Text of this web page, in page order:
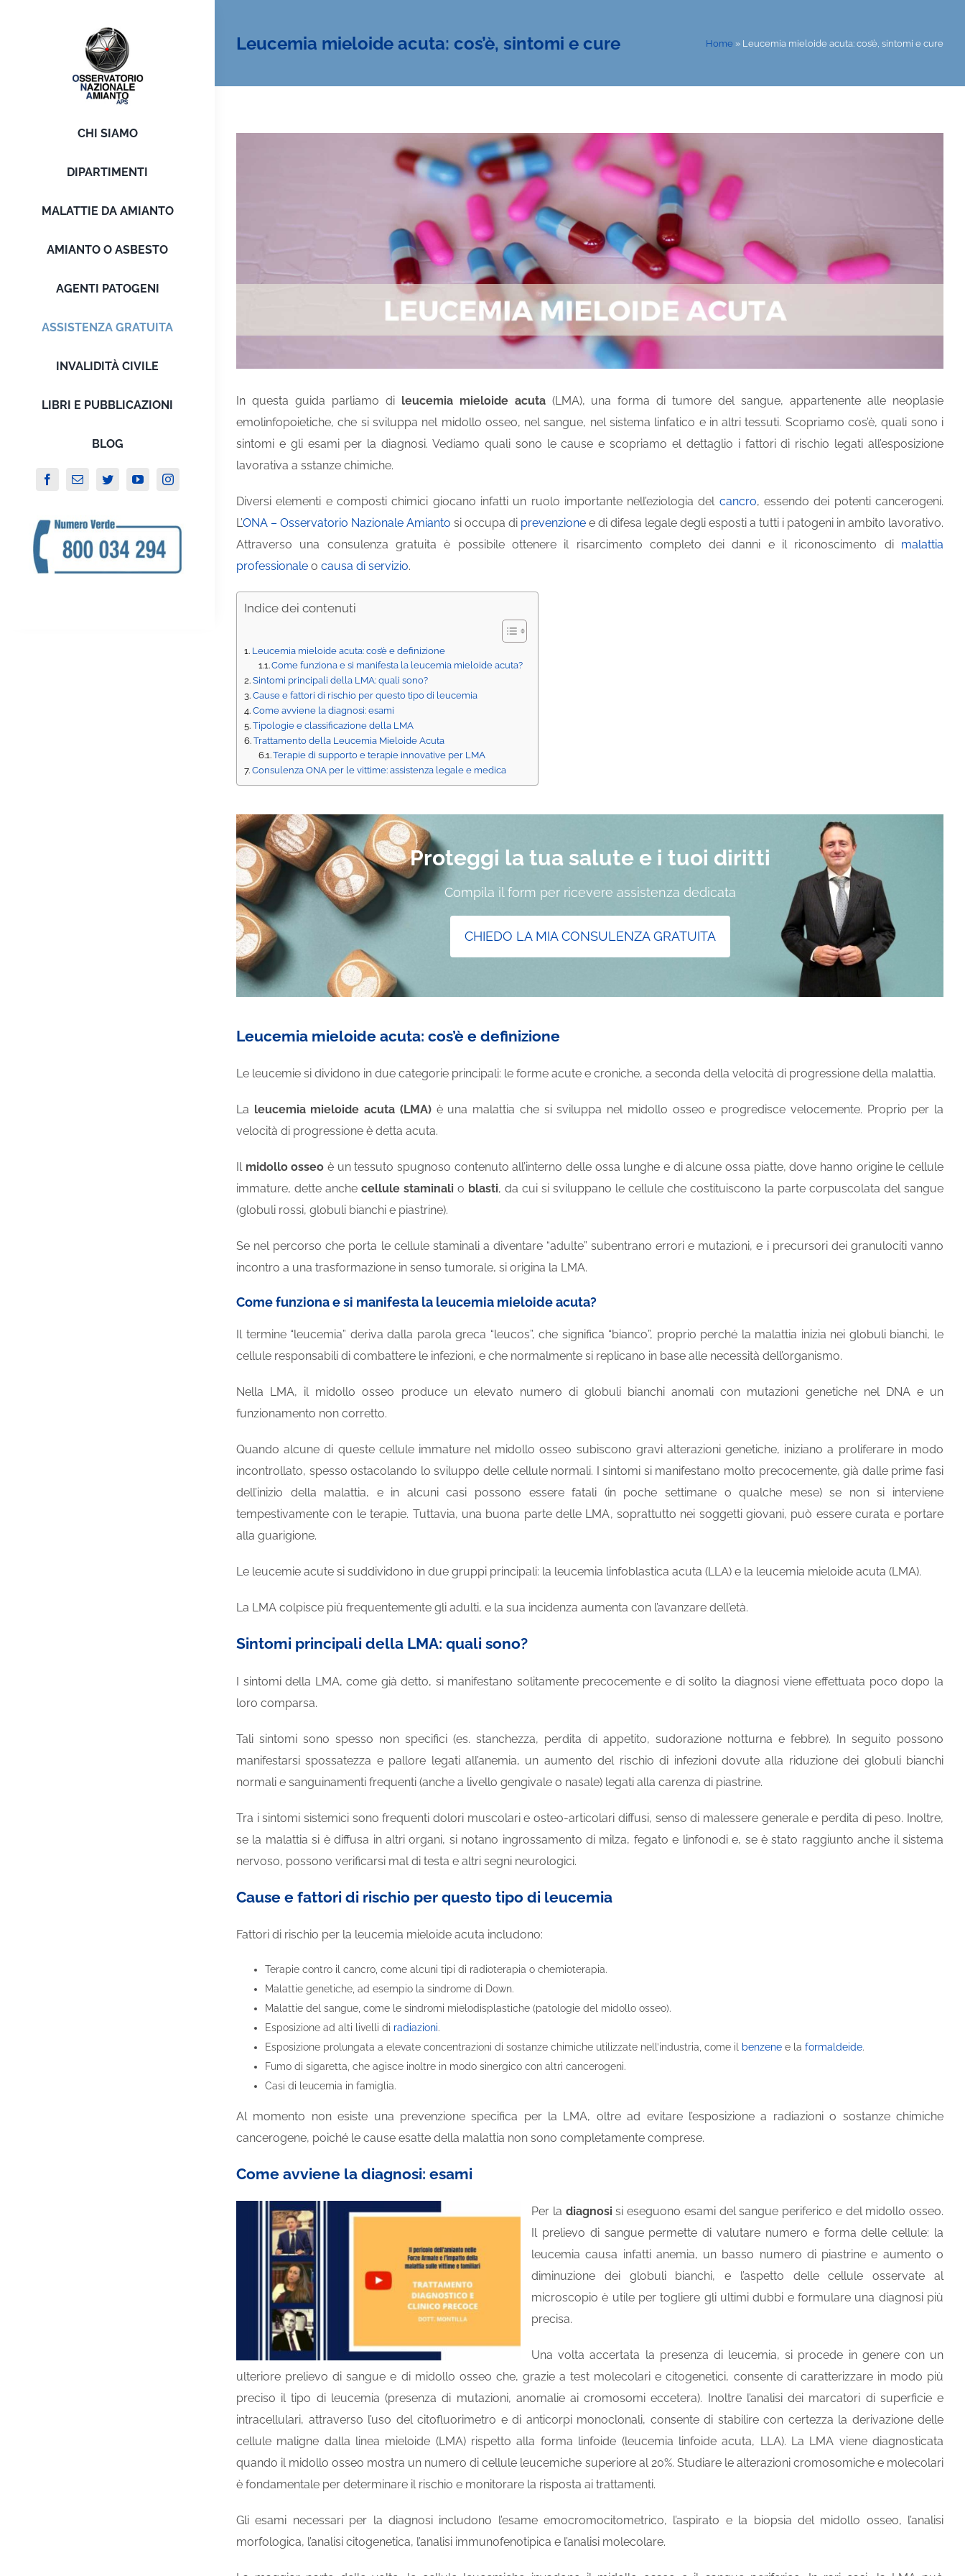
CHI SIAMO
DIPARTIMENTI
MALATTIE DA AMIANTO
AMIANTO O ASBESTO
AGENTI PATOGENI
ASSISTENZA GRATUITA
INVALIDITÀ CIVILE
LIBRI E PUBBLICAZIONI
BLOG
Leucemia mieloide acuta: cos’è, sintomi e cure Home » Leucemia mieloide acuta: cos’è, sintomi e cure
In questa guida parliamo dileucemia mieloide acuta (LMA), una forma di tumore del sangue, appartenente alle neoplasie
emolinfopoietiche, che si sviluppa nel midollo osseo, nel sangue, nel sistema linfatico e in altri tessuti. Scopriamo cos’è, quali sono i
sintomi e gli esami per la diagnosi. Vediamo quali sono le cause e scopriamo el dettaglio i fattori di rischio legati all’esposizione
lavorativa a sstanze chimiche.
Diversi elementi e composti chimici giocano infatti un ruolo importante nell’eziologia del cancro, essendo dei potenti cancerogeni.
L’ONA – Osservatorio Nazionale Amianto si occupa di prevenzione e di difesa legale degli esposti a tutti i patogeni in ambito lavorativo.
Attraverso una consulenza gratuita è possibile ottenere il risarcimento completo dei danni e il riconoscimento di malattia
professionale o causa di servizio.
Indice dei contenuti
Leucemia mieloide acuta: cos’è e definizione
Come funziona e si manifesta la leucemia mieloide acuta?
Sintomi principali della LMA: quali sono?
Cause e fattori di rischio per questo tipo di leucemia
Come avviene la diagnosi: esami
Tipologie e classificazione della LMA
Trattamento della Leucemia Mieloide Acuta
Terapie di supporto e terapie innovative per LMA
Consulenza ONA per le vittime: assistenza legale e medica
Proteggi la tua salute e i tuoi diritti
Compila il form per ricevere assistenza dedicata
CHIEDO LA MIA CONSULENZA GRATUITA
Leucemia mieloide acuta: cos’è e definizione
Le leucemie si dividono in due categorie principali: le forme acute e croniche, a seconda della velocità di progressione della malattia.
La leucemia mieloide acuta (LMA)è una malattia che si sviluppa nel midollo osseo e progredisce velocemente. Proprio per la
velocità di progressione è detta acuta.
Il midollo osseo è untessuto spugnoso contenuto all’interno delle ossa lunghe e di alcune ossa piatte, dove hanno origine le cellule
immature, dette anche cellule staminali o blasti, da cui si sviluppano le cellule che costituiscono la parte corpuscolata del sangue
(globuli rossi, globuli bianchi e piastrine).
Se nel percorso che porta le cellule staminali a diventare “adulte” subentrano errori e mutazioni, e i precursori dei granulociti vanno
incontro a una trasformazione in senso tumorale, si origina la LMA.
Come funziona e si manifesta la leucemia mieloide acuta?
Il termine “leucemia” deriva dalla parola greca “leucos”, che significa “bianco”, proprio perché la malattia inizia nei globuli bianchi, le
cellule responsabili di combattere le infezioni, e che normalmente si replicano in base alle necessità dell’organismo.
Nella LMA, il midollo osseo produce un elevato numero di globuli bianchi anomali con mutazioni genetiche nel DNA e un
funzionamento non corretto.
Quando alcune di queste cellule immature nel midollo osseo subiscono gravi alterazioni genetiche, iniziano a proliferare in modo
incontrollato, spesso ostacolando lo sviluppo delle cellule normali. I sintomi si manifestano molto precocemente, già dalle prime fasi
dell’inizio della malattia, e in alcuni casi possono essere fatali (in poche settimane o qualche mese) se non si interviene
tempestivamente con le terapie. Tuttavia, una buona parte delle LMA, soprattutto nei soggetti giovani, può essere curata e portare
alla guarigione.
Le leucemie acute si suddividono in due gruppi principali: la leucemia linfoblastica acuta (LLA) e la leucemia mieloide acuta (LMA).
La LMA colpisce più frequentemente gli adulti, e la sua incidenza aumenta con l’avanzare dell’età.
Sintomi principali della LMA: quali sono?
I sintomi della LMA, come già detto, si manifestano solitamente precocemente e di solito la diagnosi viene effettuata poco dopo la
loro comparsa.
Tali sintomi sono spesso non specifici (es. stanchezza, perdita di appetito, sudorazione notturna e febbre). In seguito possono
manifestarsi spossatezza e pallore legati all’anemia, un aumento del rischio di infezioni dovute alla riduzione dei globuli bianchi
normali e sanguinamenti frequenti (anche a livello gengivale o nasale) legati alla carenza di piastrine.
Tra i sintomi sistemici sono frequenti dolori muscolari e osteo-articolari diffusi, senso di malessere generale e perdita di peso. Inoltre,
se la malattia si è diffusa in altri organi, si notano ingrossamento di milza, fegato e linfonodi e, se è stato raggiunto anche il sistema
nervoso, possono verificarsi mal di testa e altri segni neurologici.
Cause e fattori di rischio per questo tipo di leucemia
Fattori di rischio per la leucemia mieloide acuta includono:
Terapie contro il cancro, come alcuni tipi di radioterapia o chemioterapia.
Malattie genetiche, ad esempio la sindrome di Down.
Malattie del sangue, come le sindromi mielodisplastiche (patologie del midollo osseo).
Esposizione ad alti livelli di radiazioni.
Esposizione prolungata a elevate concentrazioni di sostanze chimiche utilizzate nell’industria, come il
benzene e la formaldeide.
Fumo di sigaretta, che agisce inoltre in modo sinergico con altri cancerogeni.
Casi di leucemia in famiglia.
Al momento non esiste una prevenzione specifica per la LMA, oltre ad evitare l’esposizione a radiazioni o sostanze chimiche
cancerogene, poiché le cause esatte della malattia non sono completamente comprese.
Come avviene la diagnosi: esami
Per la diagnosi si eseguono esami del sangue periferico e del midollo osseo.
Il prelievo di sangue permette di valutare numero e forma delle cellule: la
leucemia causa infatti anemia, un basso numero di piastrine e aumento o
diminuzione dei globuli bianchi, e l’aspetto delle cellule osservate al
microscopio è utile per togliere gli ultimi dubbi e formulare una diagnosi più
precisa.
Una volta accertata la presenza di leucemia, si procede in genere con un
ulteriore prelievo di sangue e di midollo osseo che, grazie a test molecolari e citogenetici, consente di caratterizzare in modo più
preciso il tipo di leucemia (presenza di mutazioni, anomalie ai cromosomi eccetera). Inoltre l’analisi dei marcatori di superficie e
intracellulari, attraverso l’uso del citofluorimetro e di anticorpi monoclonali, consente di stabilire con certezza la derivazione delle
cellule maligne dalla linea mieloide (LMA) rispetto alla forma linfoide (leucemia linfoide acuta, LLA). La LMA viene diagnosticata
quando il midollo osseo mostra un numero di cellule leucemiche superiore al 20%. Studiare le alterazioni cromosomiche e molecolari
è fondamentale per determinare il rischio e monitorare la risposta ai trattamenti.
Gli esami necessari per la diagnosi includono l’esame emocromocitometrico, l’aspirato e la biopsia del midollo osseo, l’analisi
morfologica, l’analisi citogenetica, l’analisi immunofenotipica e l’analisi molecolare.